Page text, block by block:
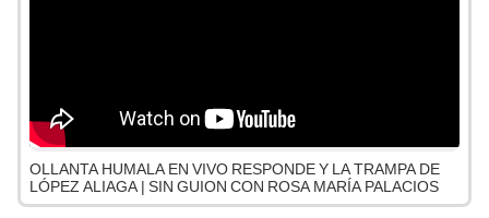
OLLANTA HUMALA EN VIVO RESPONDE Y LA TRAMPA DE
LÓPEZ ALIAGA | SIN GUION CON ROSA MARÍA PALACIOS